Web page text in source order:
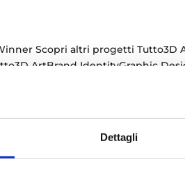
Dettagli
Scopri altri progetti Tutto3D
ArtBrand IdentityGraphic
Design Omnia...